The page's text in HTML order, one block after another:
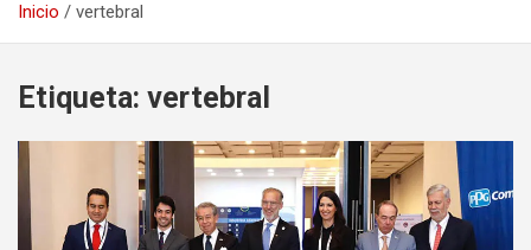
Inicio vertebral
Etiqueta: vertebral